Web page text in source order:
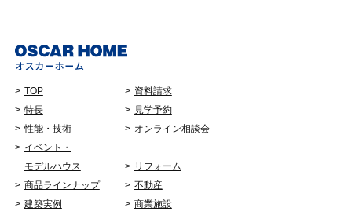
TOP
特長
性能・技術
イベント・
モデルハウス
商品ラインナップ
建築実例
資料請求
見学予約
オンライン相談会
リフォーム
不動産
商業施設